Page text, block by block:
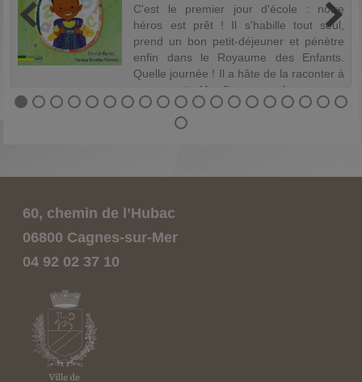
C'est le premier jour d'école : notre
héros est prêt ! Il s'habille tout seul,
prend un bon petit-déjeuner et pénètre
enfin dans le Royaume des Enfants.
Quelle journée ! Il a hâte de la raconter à
ses parents. Un album pour donner...
60, chemin de l’Hubac
06800 Cagnes-sur-Mer
04 92 02 37 10